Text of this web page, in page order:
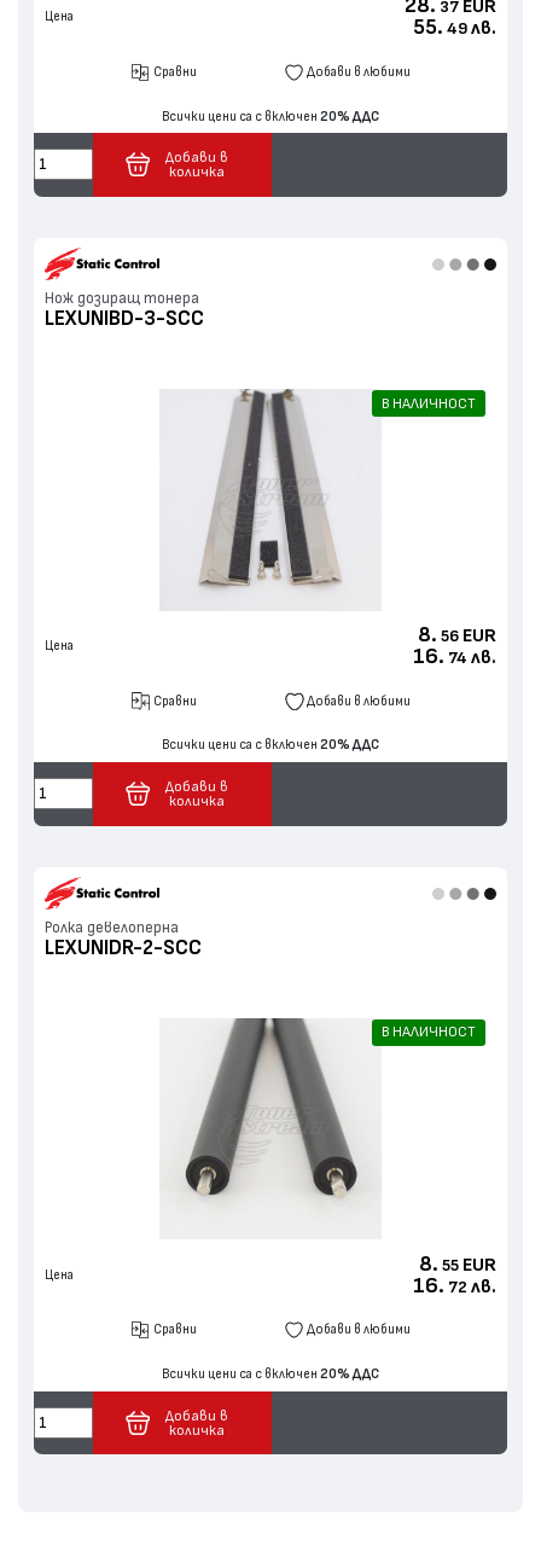
Цена 28. 37 EUR
55. 49 лв.
Сравни Добави в любими
Всички цени са с включен 20% ДДС
Добави в
количка
Нож дозиращ тонера
LEXUNIBD-3-SCC
В НАЛИЧНОСТ
Цена 8. 56 EUR
16. 74 лв.
Сравни Добави в любими
Всички цени са с включен 20% ДДС
Добави в
количка
Ролка девелоперна
LEXUNIDR-2-SCC
В НАЛИЧНОСТ
Цена 8. 55 EUR
16. 72 лв.
Сравни Добави в любими
Всички цени са с включен 20% ДДС
Добави в
количка